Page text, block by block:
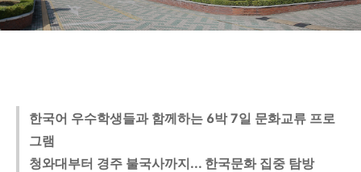
한국어 우수학생들과 함께하는 6박 7일 문화교류 프로
그램
청와대부터 경주 불국사까지... 한국문화 집중 탐방